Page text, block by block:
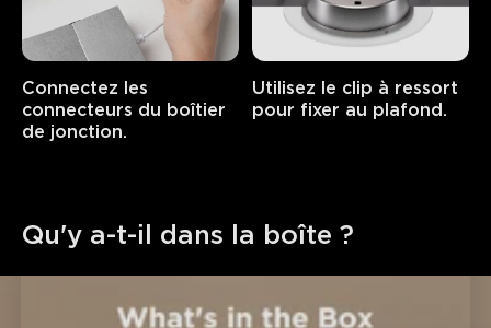
Connectez les
connecteurs du boîtier
de jonction.
Utilisez le clip à ressort
pour fixer au plafond.
Qu'y a-t-il dans la boîte ?